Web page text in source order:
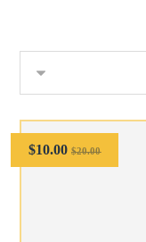
$20.00
$10.00